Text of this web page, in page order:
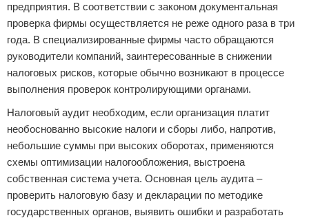
предприятия. В соответствии с законом документальная
проверка фирмы осуществляется не реже одного раза в три
года. В специализированные фирмы часто обращаются
руководители компаний, заинтересованные в снижении
налоговых рисков, которые обычно возникают в процессе
выполнения проверок контролирующими органами.
Налоговый аудит необходим, если организация платит
необоснованно высокие налоги и сборы либо, напротив,
небольшие суммы при высоких оборотах, применяются
схемы оптимизации налогообложения, выстроена
собственная система учета. Основная цель аудита –
проверить налоговую базу и декларации по методике
государственных органов, выявить ошибки и разработать